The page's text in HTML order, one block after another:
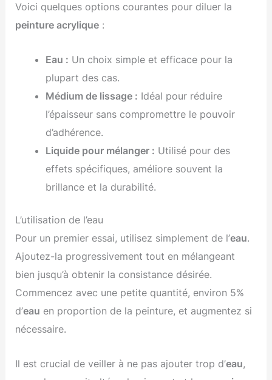
Voici quelques options courantes pour diluer la
peinture acrylique :
Eau : Un choix simple et efficace pour la
plupart des cas.
Médium de lissage : Idéal pour réduire
l’épaisseur sans compromettre le pouvoir
d’adhérence.
Liquide pour mélanger : Utilisé pour des
effets spécifiques, améliore souvent la
brillance et la durabilité.
L’utilisation de l’eau
Pour un premier essai, utilisez simplement de l’eau.
Ajoutez-la progressivement tout en mélangeant
bien jusqu’à obtenir la consistance désirée.
Commencez avec une petite quantité, environ 5%
d’eau en proportion de la peinture, et augmentez si
nécessaire.
Il est crucial de veiller à ne pas ajouter trop d’eau,